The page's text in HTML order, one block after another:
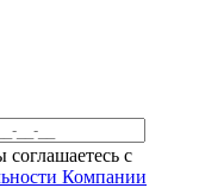
c
Компании